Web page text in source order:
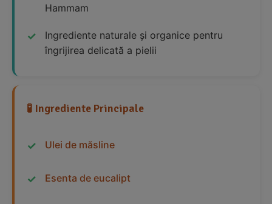
Hammam
Ingrediente naturale și organice pentru
îngrijirea delicată a pielii
🧪 Ingrediente Principale
Ulei de măsline
Esenta de eucalipt